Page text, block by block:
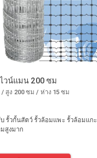
วน์แมน 200 ซม
/ สูง 200 ซม / ห่าง 15 ซม
รั้วกั้นสัตว์ รั้วล้อมแพะ รั้วล้อมแก
สูงมาก